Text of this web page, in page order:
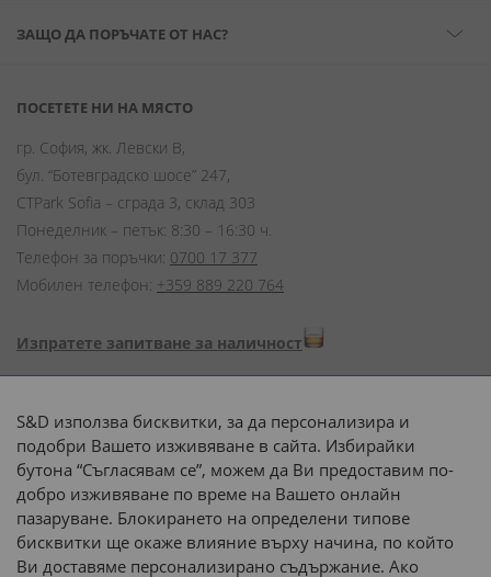
ЗАЩО ДА ПОРЪЧАТЕ ОТ НАС?
ПОСЕТЕТЕ НИ НА МЯСТО
гр. София, жк. Левски В,
бул. “Ботевградско шосе” 247,
CTPark Sofia – сграда 3, склад 303
Понеделник – петък: 8:30 – 16:30 ч.
Телефон за поръчки: 0700 17 377
Мобилен телефон: +359 889 220 764
Изпратете запитване за наличност
Начини на плащане:
Доставка до адрес с:
или
наш транспорт
S&D използва бисквитки, за да персонализира и
подобри Вашето изживяване в сайта. Избирайки
бутона “Съгласявам се”, можем да Ви предоставим по-
добро изживяване по време на Вашето онлайн
пазаруване. Блокирането на определени типове
бисквитки ще окаже влияние върху начина, по който
Ви доставяме персонализирано съдържание. Ако